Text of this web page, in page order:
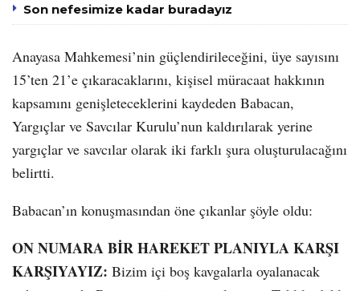
Son nefesimize kadar buradayız
Anayasa Mahkemesi’nin güçlendirileceğini, üye sayısını
15’ten 21’e çıkaracaklarını, kişisel müracaat hakkının
kapsamını genişleteceklerini kaydeden Babacan,
Yargıçlar ve Savcılar Kurulu’nun kaldırılarak yerine
yargıçlar ve savcılar olarak iki farklı şura oluşturulacağını
belirtti.
Babacan’ın konuşmasından öne çıkanlar şöyle oldu:
ON NUMARA BİR HAREKET PLANIYLA KARŞI
KARŞIYAYIZ: Bizim içi boş kavgalarla oyalanacak